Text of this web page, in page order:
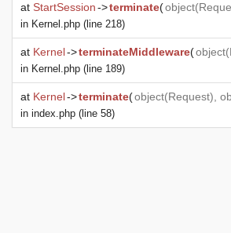
at StartSession->terminate(object(
in Kernel.php (line 218)
at Kernel->terminateMiddleware(object(
in Kernel.php (line 189)
at Kernel->terminate(object(Request),
in index.php (line 58)